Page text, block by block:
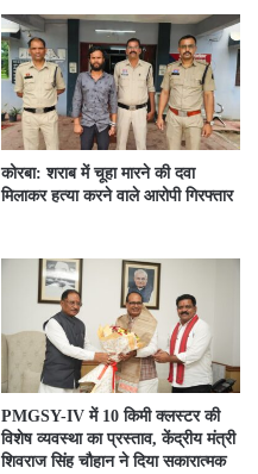
कोरबा: शराब में चूहा मारने की दवा
मिलाकर हत्या करने वाले आरोपी गिरफ्तार
PMGSY-IV में 10 किमी क्लस्टर की
विशेष व्यवस्था का प्रस्ताव, केंद्रीय मंत्री
शिवराज सिंह चौहान ने दिया सकारात्मक